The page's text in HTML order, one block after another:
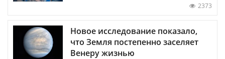
2373
Новое исследование показало,
что Земля постепенно заселяет
Венеру жизнью